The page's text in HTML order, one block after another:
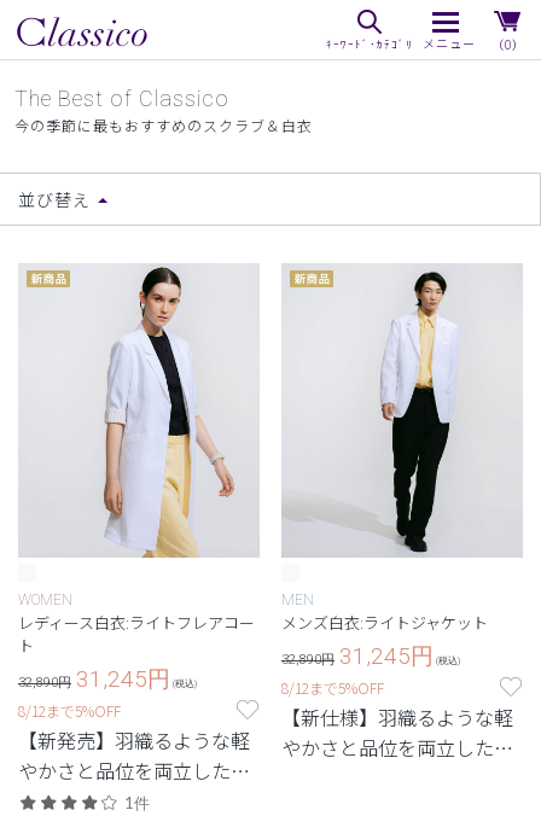
（0）
The Best of Classico
今の季節に最もおすすめのスクラブ＆白衣
並び替え
WOMEN
レディース白衣:ライトフレアコー
ト
32,890円 31,245円 (税込)
8/12まで5%OFF
【新発売】羽織るような軽
やかさと品位を両立した、
最軽量級の白衣。
1件
MEN
メンズ白衣:ライトジャケット
32,890円 31,245円 (税込)
8/12まで5%OFF
【新仕様】羽織るような軽
やかさと品位を両立した、